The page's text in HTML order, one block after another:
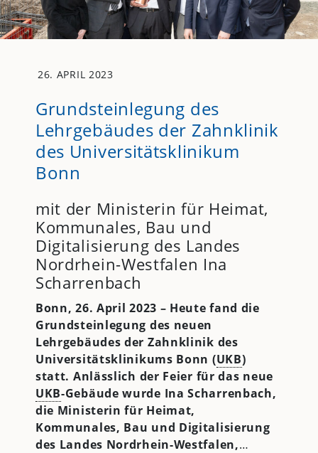
26. APRIL 2023
Grundsteinlegung des
Lehrgebäudes der Zahnklinik
des Universitätsklinikum
Bonn
mit der Ministerin für Heimat,
Kommunales, Bau und
Digitalisierung des Landes
Nordrhein-Westfalen Ina
Scharrenbach
Bonn, 26. April 2023 – Heute fand die
Grundsteinlegung des neuen
Lehrgebäudes der Zahnklinik des
Universitätsklinikums Bonn (UKB)
statt. Anlässlich der Feier für das neue
UKB-Gebäude wurde Ina Scharrenbach,
die Ministerin für Heimat,
Kommunales, Bau und Digitalisierung
des Landes Nordrhein-Westfalen,…